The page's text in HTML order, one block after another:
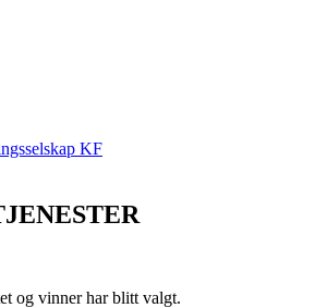
KF
og vinner har blitt valgt.